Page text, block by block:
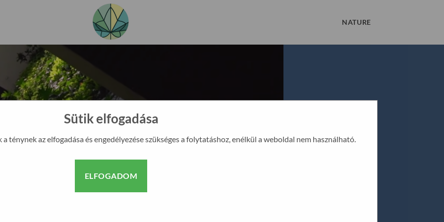
NATURE
Sütik elfogadása
ténynek az elfogadása és engedélyezése szükséges a folytatáshoz, enélkül a weboldal nem használható.
ELFOGADOM